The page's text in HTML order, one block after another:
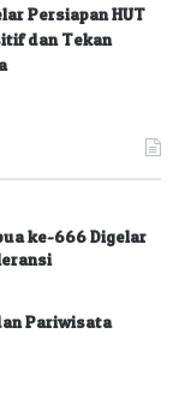
Persiapan HUT
dan Tekan
ke-666 Digelar
Pariwisata